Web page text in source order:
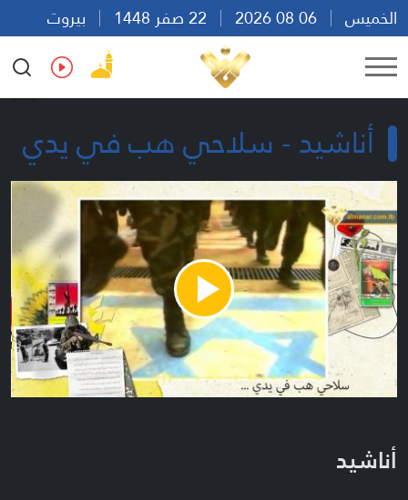
الخميس
بيروت
04:01
Ar En Fr Es
أناشيد - سلاحي هب في يدي
Play
Video
أناشيد